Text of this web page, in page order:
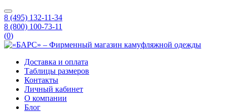
8 (495) 132-11-34
8 (800) 100-73-11
(0)
Доставка и оплата
Таблицы размеров
Контакты
Личный кабинет
О компании
Блог